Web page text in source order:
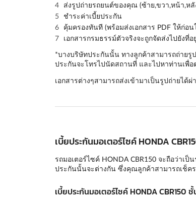
ส่งรูปถ่ายรถยนต์ของคุณ (ซ้าย,ขวา,หน้า,หลั
ชำระค่าเบี้ยประกัน
คุ้มครองทันที (พร้อมส่งเอกสาร PDF ให้ก่อน
เอกสารกรมธรรม์ตัวจริงจะถูกจัดส่งไปยังที่
*บางบริษัทประกันนั้น ทางลูกค้าสามารถถ่ายรู
ประกันจะโทรไปนัดสถานที่ และไปหาท่านเพื่อ
เอกสารต่างๆสามารถส่งเข้ามาเป็นรูปถ่ายได้ผ่
เบี้ยประกันมอเตอร์ไซค์ HONDA
รถมอเตอร์ไซค์ HONDA CBR150 จะถือว่าเ
ประกันนั้นจะต่างกัน ซึ่งคุณลูกค้าสามารถเช็ค
เบี้ยประกันมอเตอร์ไซค์ HONDA CBR150 ชั้